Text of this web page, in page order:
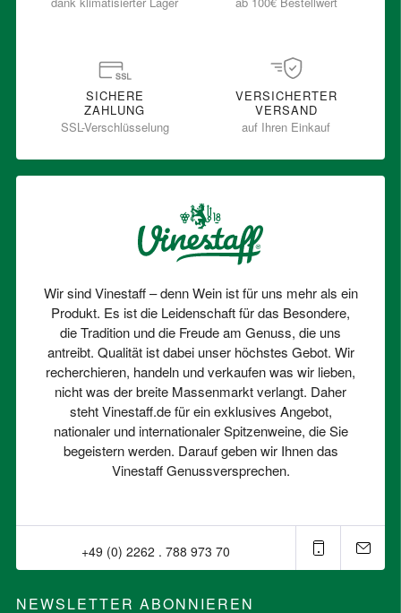
SICHERE
ZAHLUNG
SSL-Verschlüsselung
VERSICHERTER
VERSAND
auf Ihren Einkauf
Wir sind Vinestaff – denn Wein ist für uns mehr als ein
Produkt. Es ist die Leidenschaft für das Besondere,
die Tradition und die Freude am Genuss, die uns
antreibt. Qualität ist dabei unser höchstes Gebot. Wir
recherchieren, handeln und verkaufen was wir lieben,
nicht was der breite Massenmarkt verlangt. Daher
steht Vinestaff.de für ein exklusives Angebot,
nationaler und internationaler Spitzenweine, die Sie
begeistern werden. Darauf geben wir Ihnen das
Vinestaff Genussversprechen.
+49 (0) 2262 . 788 973 70⁠
NEWSLETTER ABONNIEREN